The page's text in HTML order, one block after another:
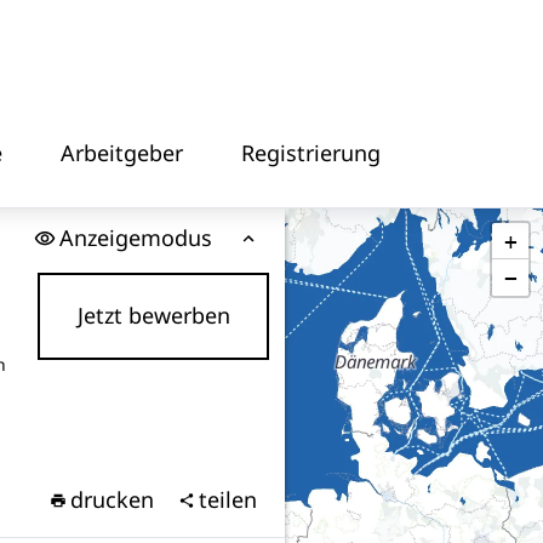
Arbeitgeber Registrierung
Anzeigemodus
Jetzt bewerben
drucken teilen
+
−